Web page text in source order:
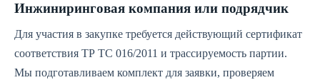
Инжиниринговая компания или подрядчик
Для участия в закупке требуется действующий сертификат
соответствия ТР ТС 016/2011 и трассируемость партии.
Мы подготавливаем комплект для заявки, проверяем